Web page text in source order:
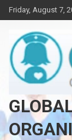
Skip
to
content
Friday, August 7,